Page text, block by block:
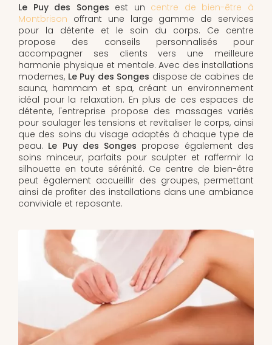
Le Puy des Songes est un centre de bien-être à
Montbrison offrant une large gamme de services
pour la détente et le soin du corps. Ce centre
propose des conseils personnalisés pour
accompagner ses clients vers une meilleure
harmonie physique et mentale. Avec des installations
modernes, Le Puy des Songes dispose de cabines de
sauna, hammam et spa, créant un environnement
idéal pour la relaxation. En plus de ces espaces de
détente, l'entreprise propose des massages variés
pour soulager les tensions et revitaliser le corps, ainsi
que des soins du visage adaptés à chaque type de
peau. Le Puy des Songes propose également des
soins minceur, parfaits pour sculpter et raffermir la
silhouette en toute sérénité. Ce centre de bien-être
peut également accueillir des groupes, permettant
ainsi de profiter des installations dans une ambiance
conviviale et reposante.